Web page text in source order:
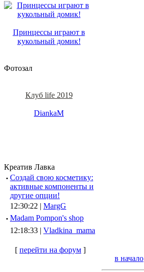
Принцессы играют в
кукольный домик!
Фотозал
Клуб life 2019
DiankaM
Креатив Лавка
· Создай свою косметику:
активные компоненты и
другие опции!
12:30:22 | MargG
· Madam Pompon's shop
12:18:33 | Vladkina_mama
[ перейти на форум ]
в начало